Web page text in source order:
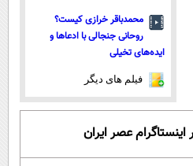
محمدباقر خرازی کیست؟
روحانی جنجالی با ادعاها و
ایده‌های تخیلی
فیلم های دیگر
عصر ایران